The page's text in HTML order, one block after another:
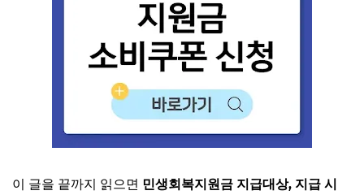
이 글을 끝까지 읽으면 민생회복지원금 지급대상, 지급 시